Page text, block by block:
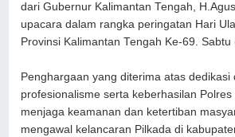
dari Gubernur Kalimantan Tengah,
upacara dalam rangka peringatan Hari
Provinsi Kalimantan Tengah Ke-69.
Penghargaan yang diterima atas dedikasi
profesionalisme serta keberhasilan
menjaga keamanan dan ketertiban
mengawal kelancaran Pilkada di